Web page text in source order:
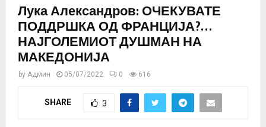
Лука Александров: ОЧЕКУВАТЕ
ПОДДРШКА ОД ФРАНЦИЈА?…
НАЈГОЛЕМИОТ ДУШМАН НА
МАКЕДОНИЈА
by Админ 05/07/2022 0 616
SHARE 3